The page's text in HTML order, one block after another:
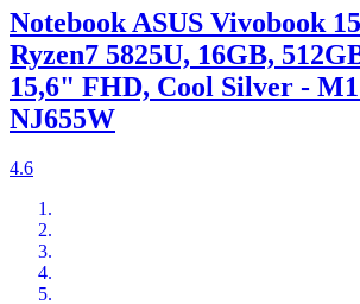
Notebook ASUS Vivobook
Ryzen7 5825U, 16GB,
15,6" FHD, Cool Silver -
NJ655W
4.6